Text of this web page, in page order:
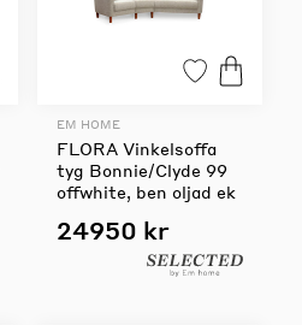
EM HOME
FLORA Vinkelsoffa
tyg Bonnie/Clyde 99
offwhite, ben oljad ek
24950 kr